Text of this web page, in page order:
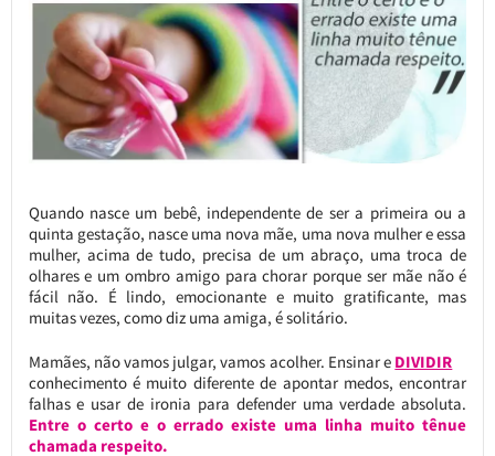
Quando nasce um bebê, independente de ser a primeira ou a
quinta gestação, nasce uma nova mãe, uma nova mulher e essa
mulher, acima de tudo, precisa de um abraço, uma troca de
olhares e um ombro amigo para chorar porque ser mãe não é
fácil não. É lindo, emocionante e muito gratificante, mas
muitas vezes, como diz uma amiga, é solitário.
Mamães, não vamos julgar, vamos acolher. Ensinar e DIVIDIR
conhecimento é muito diferente de apontar medos, encontrar
falhas e usar de ironia para defender uma verdade absoluta.
Entre o certo e o errado existe uma linha muito tênue
chamada respeito.